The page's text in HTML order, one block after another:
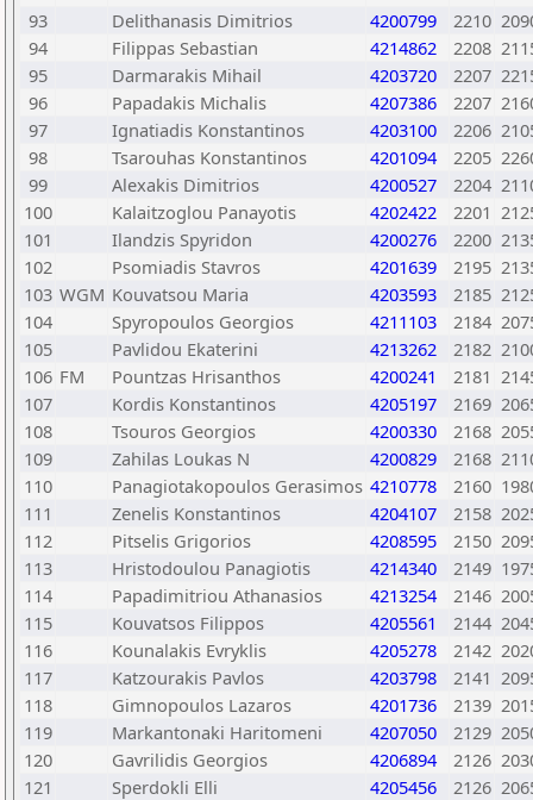
93
Delithanasis Dimitrios 4200799 2210
94
Filippas Sebastian 4214862 2208
95
Darmarakis Mihail 4203720 2207
96
Papadakis Michalis 4207386 2207
97
Ignatiadis Konstantinos 4203100 2206
98
Tsarouhas Konstantinos 4201094 2205
99
Alexakis Dimitrios 4200527 2204
100
Kalaitzoglou Panayotis 4202422 2201
101
Ilandzis Spyridon 4200276 2200
102
Psomiadis Stavros 4201639 2195
103 WGM Kouvatsou Maria 4203593 2185
104
Spyropoulos Georgios 4211103 2184
105
Pavlidou Ekaterini 4213262 2182
106 FM Pountzas Hrisanthos 4200241 2181
107
Kordis Konstantinos 4205197 2169
108
Tsouros Georgios 4200330 2168
109
Zahilas Loukas N 4200829 2168
110
Panagiotakopoulos Gerasimos 4210778 2160
111
Zenelis Konstantinos 4204107 2158
112
Pitselis Grigorios 4208595 2150
113
Hristodoulou Panagiotis 4214340 2149
114
Papadimitriou Athanasios 4213254 2146
115
Kouvatsos Filippos 4205561 2144
116
Kounalakis Evryklis 4205278 2142
117
Katzourakis Pavlos 4203798 2141
118
Gimnopoulos Lazaros 4201736 2139
119
Markantonaki Haritomeni 4207050 2129
120
Gavrilidis Georgios 4206894 2126
121
Sperdokli Elli 4205456 2126